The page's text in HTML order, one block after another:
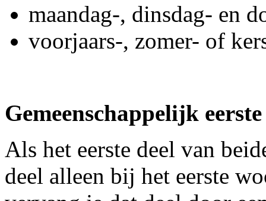
maandag-, dinsdag- en
voorjaars-, zomer- of
Gemeenschappelijk
Als het eerste deel van
deel alleen bij het eerste